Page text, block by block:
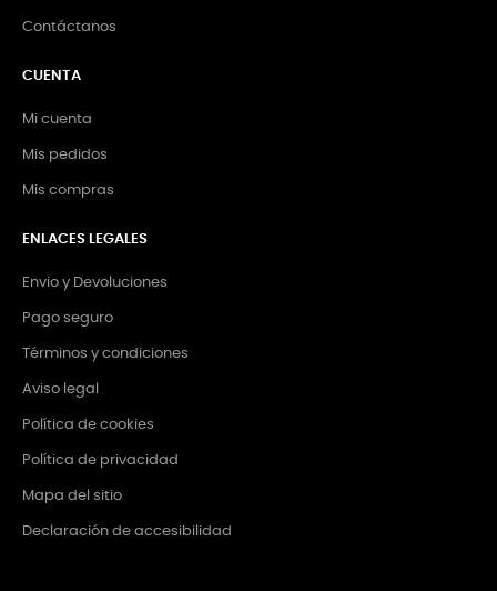
Contáctanos
CUENTA
Mi cuenta
Mis pedidos
Mis compras
ENLACES LEGALES
Envio y Devoluciones
Pago seguro
Términos y condiciones
Aviso legal
Política de cookies
Política de privacidad
Mapa del sitio
Declaración de accesibilidad